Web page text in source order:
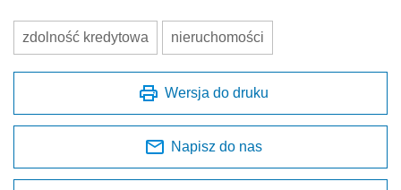
zdolność kredytowa nieruchomości
Wersja do druku
Napisz do nas